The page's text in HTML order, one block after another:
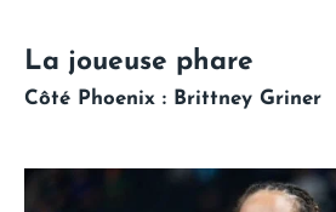
La joueuse phare
Côté Phoenix : Brittney Griner